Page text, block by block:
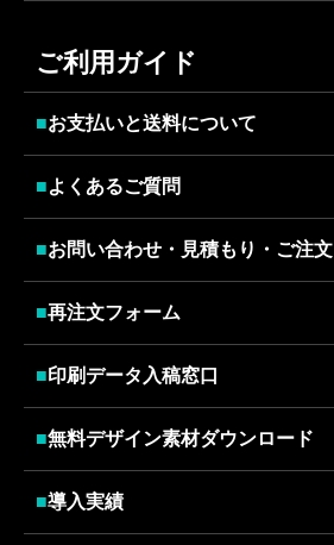
ご利用ガイド
■お支払いと送料について
■よくあるご質問
■お問い合わせ・見積もり・ご注文
■再注文フォーム
■印刷データ入稿窓口
■無料デザイン素材ダウンロード
■導入実績